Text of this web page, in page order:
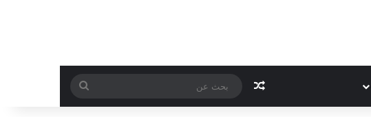
مقال عشوائي
بحث
عن